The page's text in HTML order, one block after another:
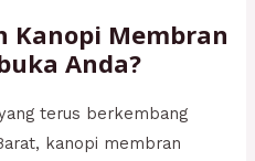
Kanopi Membran
Anda?
terus berkembang
kanopi membran